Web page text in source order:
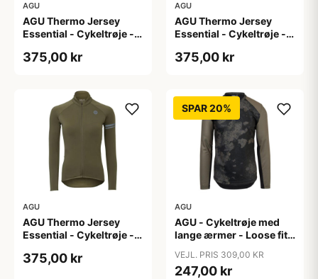
AGU
AGU Thermo Jersey
Essential - Cykeltrøje -
S
375,00 kr
AGU
AGU Thermo Jersey
Essential - Cykeltrøje -
XL
375,00 kr
AGU
AGU Thermo Jersey
Essential - Cykeltrøje -
XXL
375,00 kr
SPAR 20%
AGU
AGU - Cykeltrøje med
lange ærmer - Loose fit -
VEJL. PRIS 309,00 KR
247,00 kr